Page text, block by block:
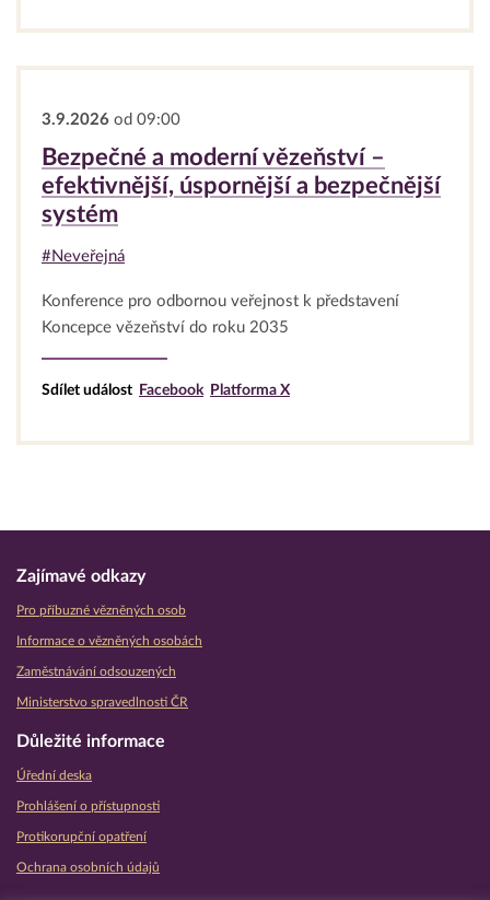
3.9.2026 od 09:00
Bezpečné a moderní vězeňství –
efektivnější, úspornější a bezpečnější
systém
#Neveřejná
Konference pro odbornou veřejnost k představení
Koncepce vězeňství do roku 2035
Sdílet událost Facebook Platforma X
Zajímavé odkazy
Pro příbuzné vězněných osob
Informace o vězněných osobách
Zaměstnávání odsouzených
Ministerstvo spravedlnosti ČR
Důležité informace
Úřední deska
Prohlášení o přístupnosti
Protikorupční opatření
Ochrana osobních údajů